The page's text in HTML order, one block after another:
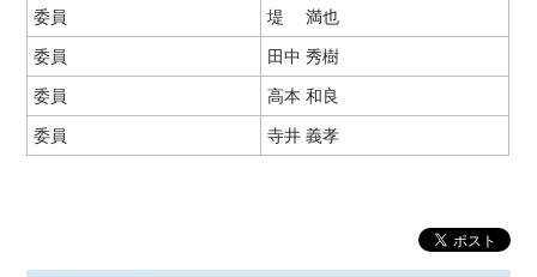
委員 堤 満也
委員 田中 秀樹
委員 高本 和良
委員 寺井 義孝